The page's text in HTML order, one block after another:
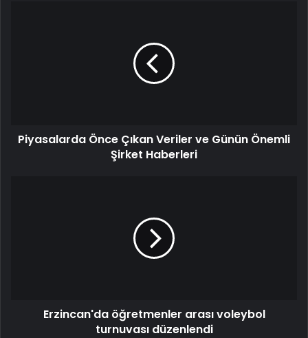
Piyasalarda Önce Çıkan Veriler ve Günün Önemli
Şirket Haberleri
Erzincan'da öğretmenler arası voleybol
turnuvası düzenlendi